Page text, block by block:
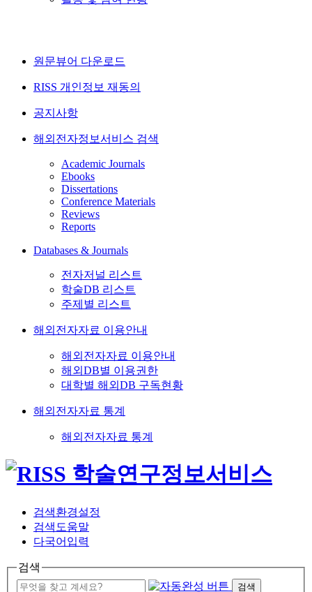
원문뷰어 다운로드
RISS 개인정보 재동의
공지사항
해외전자정보서비스 검색
Academic Journals
Ebooks
Dissertations
Conference Materials
Reviews
Reports
Databases & Journals
전자저널 리스트
학술DB 리스트
주제별 리스트
해외전자자료 이용안내
해외전자자료 이용안내
해외DB별 이용권한
대학별 해외DB 구독현황
해외전자자료 통계
해외전자자료 통계
검색환경설정
검색도움말
다국어입력
검색
검색